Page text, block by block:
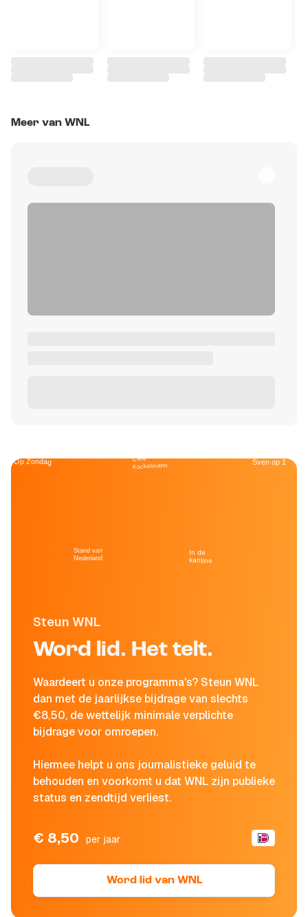
Meer van WNL
Steun WNL
Word lid. Het telt.
Waardeert u onze programma's? Steun WNL
dan met de jaarlijkse bijdrage van slechts
€8,50, de wettelijk minimale verplichte
bijdrage voor omroepen.
Hiermee helpt u ons journalistieke geluid te
behouden en voorkomt u dat WNL zijn publieke
status en zendtijd verliest.
€ 8,50 per jaar
Word lid van WNL
Op Zondag
Stand van
Nederland
Café
Kockelmann
In de
kantine
Sven op 1